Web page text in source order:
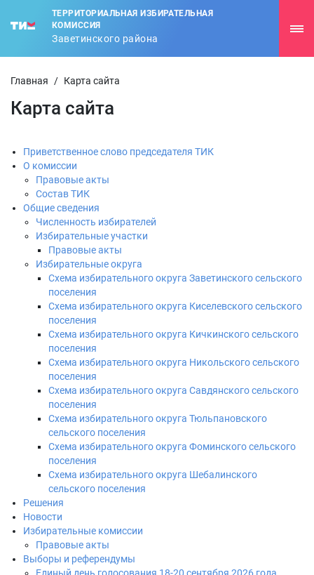
ТЕРРИТОРИАЛЬНАЯ ИЗБИРАТЕЛЬНАЯ
КОМИССИЯ
Заветинского района
Главная / Карта сайта
Карта сайта
Приветственное слово председателя ТИК
О комиссии
Правовые акты
Состав ТИК
Общие сведения
Численность избирателей
Избирательные участки
Правовые акты
Избирательные округа
Схема избирательного округа Заветинского сельского
поселения
Схема избирательного округа Киселевского сельского
поселения
Схема избирательного округа Кичкинского сельского
поселения
Схема избирательного округа Никольского сельского
поселения
Схема избирательного округа Савдянского сельского
поселения
Схема избирательного округа Тюльпановского
сельского поселения
Схема избирательного округа Фоминского сельского
поселения
Схема избирательного округа Шебалинского
сельского поселения
Решения
Новости
Избирательные комиссии
Правовые акты
Выборы и референдумы